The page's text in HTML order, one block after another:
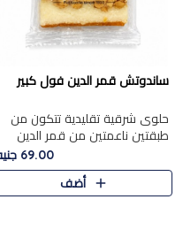
ساندوتش قمر الدين فول كبير
حلوى شرقية تقليدية تتكون من
طبقتين ناعمتين من قمر الدين
الفاخر، تتوسطهما حشوة غنية من
الفول السوداني المحمص، لتجمع
بين حلاوة المشمش الطبيعية..
69.00 جنيه
أضف